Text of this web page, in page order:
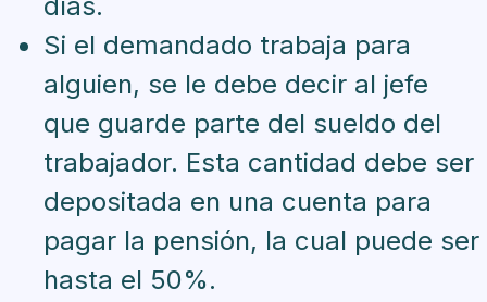
Si el demandado trabaja para
alguien, se le debe decir al jefe
que guarde parte del sueldo del
trabajador. Esta cantidad debe ser
depositada en una cuenta para
pagar la pensión, la cual puede ser
hasta el 50%.